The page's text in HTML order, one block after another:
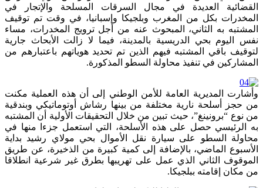
القضائية العديدة في مجال السرقات المسلحة والإتجار في
المخدرات بكل من المغرب وبلجيكا وإسبانيا، في وقت تم توقيف
المشتبه به الثاني، المبحوث عنه من أجل ترويج المخدرات، مساء
نفس اليوم بحي الدريسية بالمدينة، فيما لا زالت الأبحاث جارية
لتوقيف باقي المشتبه فيهم الذين تم تحديد هوياتهم باعتبارهم من
المشاركين في تنفيذ محاولة السطو المذكورة.
وأشارت المديرية العامة للأمن الوطني إلى أن هذه العملية مكنت
من حجز أسلحة نارية مختلفة من بينها رشاش أوتوماتيكي وبندقية
من نوع “برونينغ”، حيث تبين من خلال التحقيقات الأولية أن المشتبه
به الرئيسي حصل على هذه الأسلحة، التي استعمل جزءا منها في
محاولة السطو على سيارة نقل الأموال بحي مولاي رشيد بداية
الأسبوع الماضي، بالإضافة إلى كمية كبيرة من الذخيرة، عن طريق
الموقوف الثاني الذي عمل على تهريبها بطرق غير شرعية انطلاقا
من مكان إقامته ببلجيكا.